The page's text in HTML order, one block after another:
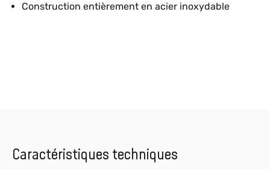
Construction entièrement en acier inoxydable
Caractéristiques techniques